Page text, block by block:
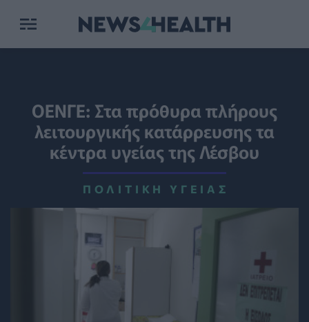
ΟΕΝΓΕ: Στα πρόθυρα πλήρους
λειτουργικής κατάρρευσης τα
κέντρα υγείας της Λέσβου
ΠΟΛΙΤΙΚΉ ΥΓΕΊΑΣ